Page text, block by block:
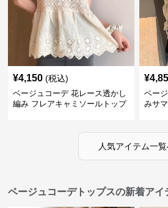
¥4,150 (税込)
ベージュコーデ 花レース透かし
編み フレアキャミソールトップ
¥
ベー
みサ
人気アイテム一
ベージュコーデトップスの新着アイ